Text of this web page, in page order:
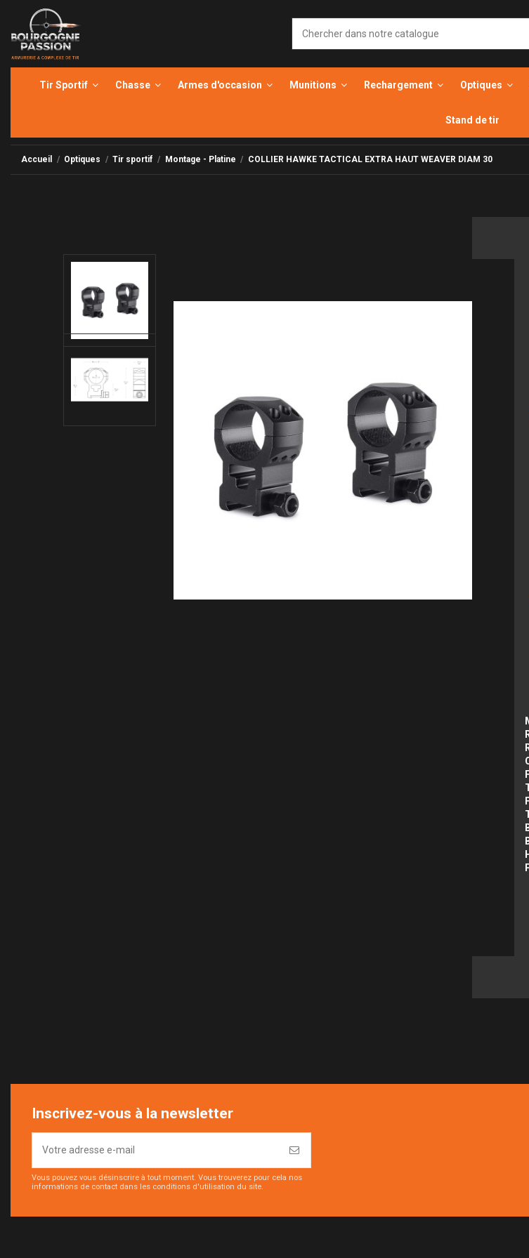
Tir Sportif Chasse Armes d'occasion Munitions Rechargement Optiques
Stand de tir
Accueil Optiques Tir sportif Montage - Platine COLLIER HAWKE TACTICAL EXTRA HAUT WEAVER DIAM 30
Inscrivez-vous à la newsletter
Vous pouvez vous désinscrire à tout moment. Vous trouverez pour cela nos
informations de contact dans les conditions d'utilisation du site.